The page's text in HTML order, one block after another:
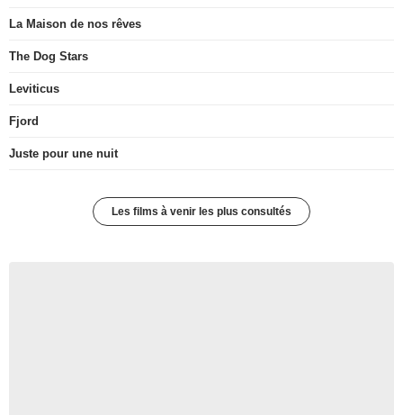
La Maison de nos rêves
The Dog Stars
Leviticus
Fjord
Juste pour une nuit
Les films à venir les plus consultés